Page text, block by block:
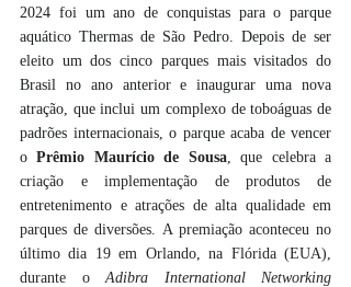
2024 foi um ano de conquistas para o parque
aquático Thermas de São Pedro. Depois de ser
eleito um dos cinco parques mais visitados do
Brasil no ano anterior e inaugurar uma nova
atração, que inclui um complexo de toboáguas de
padrões internacionais, o parque acaba de vencer
o Prêmio Maurício de Sousa, que celebra a
criação e implementação de produtos de
entretenimento e atrações de alta qualidade em
parques de diversões. A premiação aconteceu no
último dia 19 em Orlando, na Flórida (EUA),
durante o Adibra International Networking